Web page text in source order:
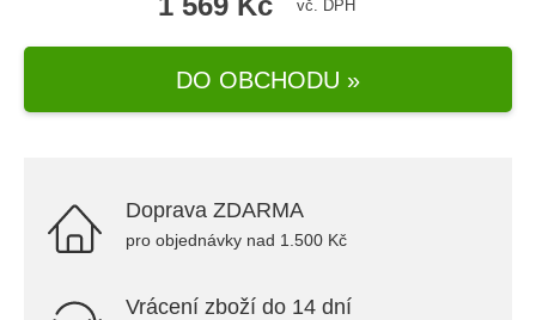
vč. DPH
DO OBCHODU »
Doprava ZDARMA
pro objednávky nad 1.500 Kč
Vrácení zboží do 14 dní